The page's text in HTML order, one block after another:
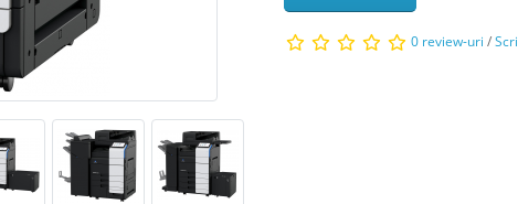
0 review-uri /